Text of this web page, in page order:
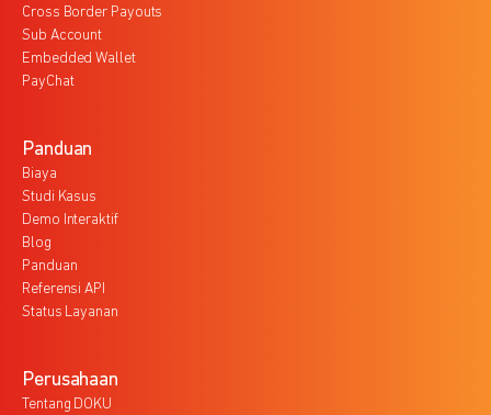
Cross Border Payouts
Sub Account
Embedded Wallet
PayChat
Panduan
Biaya
Studi Kasus
Demo Interaktif
Blog
Panduan
Referensi API
Status Layanan
Perusahaan
Tentang DOKU